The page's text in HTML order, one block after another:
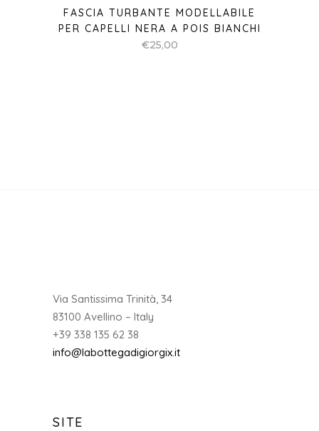
FASCIA TURBANTE MODELLABILE
PER CAPELLI NERA A POIS BIANCHI
€25,00
Via Santissima Trinità, 34
83100 Avellino – Italy
+39 338 135 62 38
info@labottegadigiorgix.it
SITE